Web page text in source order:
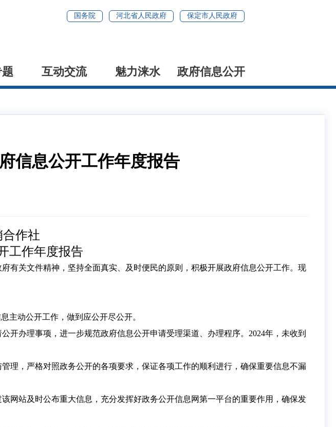
国务院 河北省人民政府 保定市人民政府
互动交流 魅力涞水 政府信息公开
信息公开工作年度报告
作社
工作年度报告
有关文件精神，坚持全面真实、及时便民的原则，积极开展政府信息公开工作。现
主动公开工作，做到应公开尽公开。
开办理事项，进一步规范政府信息公开申请受理渠道、办理程序。2024年，未收到
理，严格对照政务公开的各项要求，保证各项工作的顺利进行，确保重要信息不漏
网站及时公布重大信息，充分发挥好政务公开信息网第一平台的重要作用，确保发